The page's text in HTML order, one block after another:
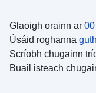
Glaoigh orainn ar
Úsáid roghanna
Scríobh chugainn
Buail isteach